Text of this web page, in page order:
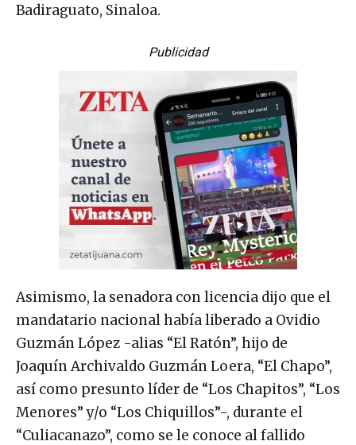
Badiraguato, Sinaloa.
Publicidad
Asimismo, la senadora con licencia dijo que el
mandatario nacional había liberado a Ovidio
Guzmán López -alias “El Ratón”, hijo de
Joaquín Archivaldo Guzmán Loera, “El Chapo”,
así como presunto líder de “Los Chapitos”, “Los
Menores” y/o “Los Chiquillos”-, durante el
“Culiacanazo”, como se le conoce al fallido